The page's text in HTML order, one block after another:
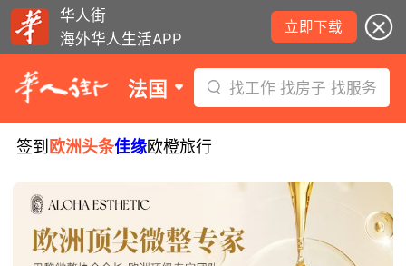
华人街
海外华人生活APP
立即下载
法国 找工作 找房子 找服务
签到 欧洲头条佳缘欧橙旅行